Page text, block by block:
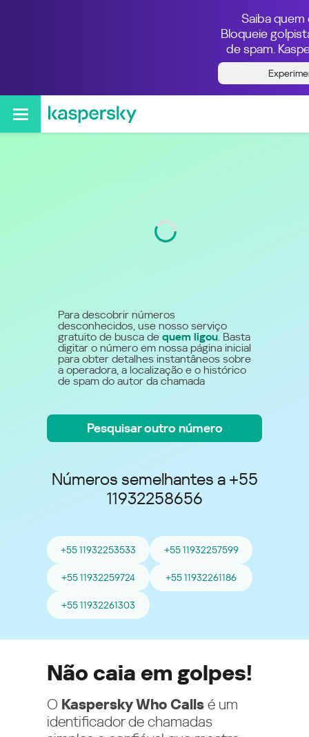
Saiba quem
Bloqueie
de spam.
Quem ligou do número
011932258656
Para descobrir números
desconhecidos, use nosso serviço
gratuito de busca de quem ligou. Basta
digitar o número em nossa página inicial
para obter detalhes instantâneos sobre
a operadora, a localização e o histórico
de spam do autor da chamada
Pesquisar outro número
Números semelhantes a +55
11932258656
+55 11932253533 +55 11932257599
+55 11932259724 +55 11932261186
+55 11932261303
Não caia em golpes!
O Kaspersky Who Calls é um
identificador de chamadas